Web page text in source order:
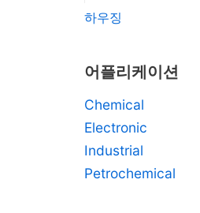
하우징
어플리케이션
Chemical
Electronic
Industrial
Petrochemical